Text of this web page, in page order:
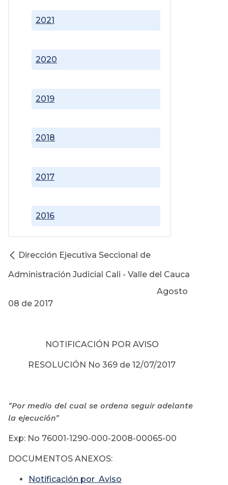
2016
2017
2018
2019
2020
2021
Dirección Ejecutiva Seccional de
Administración Judicial Cali - Valle del Cauca
Agosto
08 de 2017
NOTIFICACIÓN POR AVISO
RESOLUCIÓN No 369 de 12/07/2017
"Por medio del cual se ordena seguir adelante
la ejecución"
Exp: No 76001-1290-000-2008-00065-00
DOCUMENTOS ANEXOS:
Notificación por Aviso